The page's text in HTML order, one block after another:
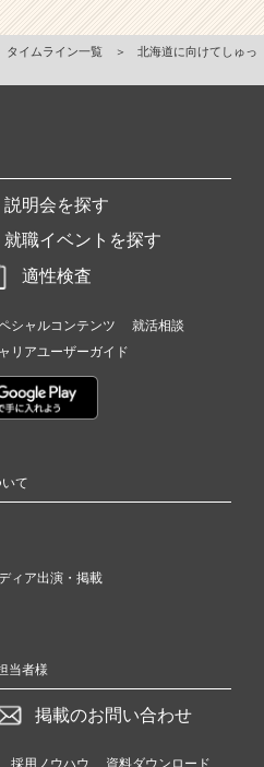
タイムライン一覧 ＞
北海道に向けてしゅっ
説明会を探す
就職イベントを探す
適性検査
シャルコンテンツ
就活相談
リアユーザーガイド
て
ィア出演・掲載
当者様
掲載のお問い合わせ